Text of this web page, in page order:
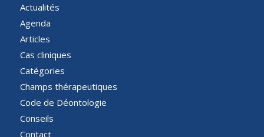
Actualités
Agenda
Articles
Cas cliniques
Catégories
Champs thérapeutiques
Code de Déontologie
Conseils
Contact